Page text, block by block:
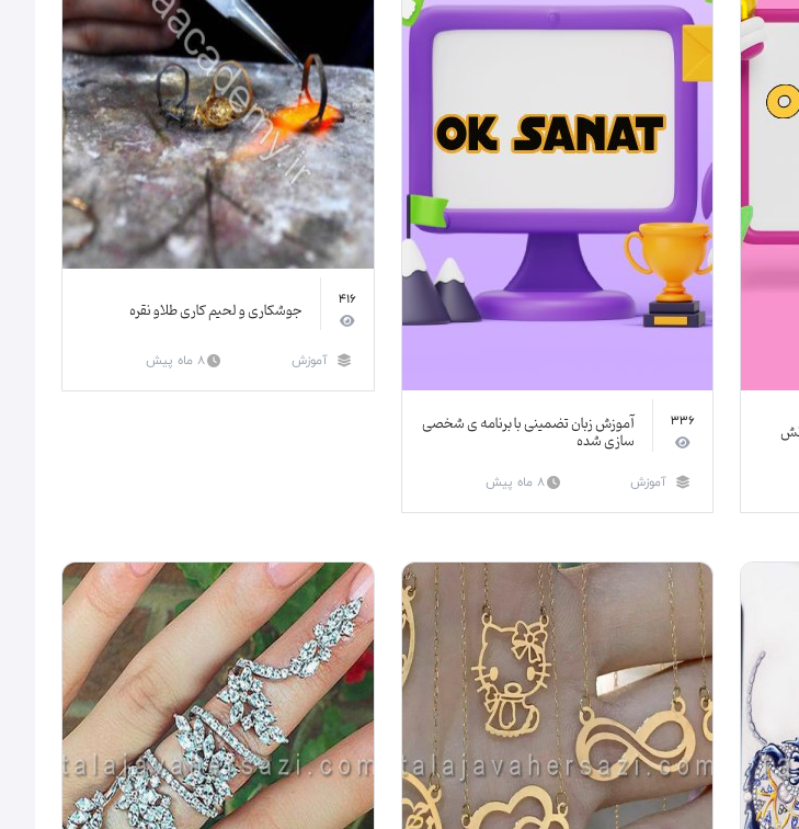
336 آموزش زبان تضمینی با برنامه ی شخصی
سازی شده
آموزش 8 ماه پیش
416 جوشکاری و لحیم کاری طلاو نقره
آموزش 8 ماه پیش